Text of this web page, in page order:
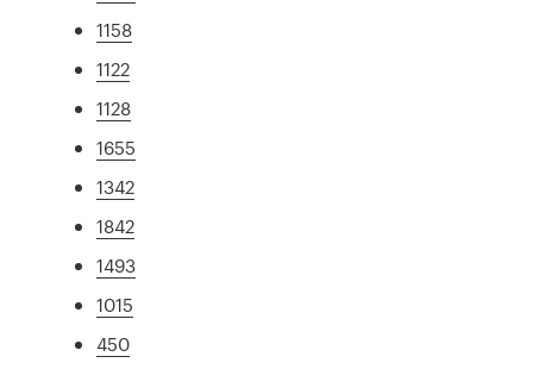
1158
1122
1128
1655
1342
1842
1493
1015
450